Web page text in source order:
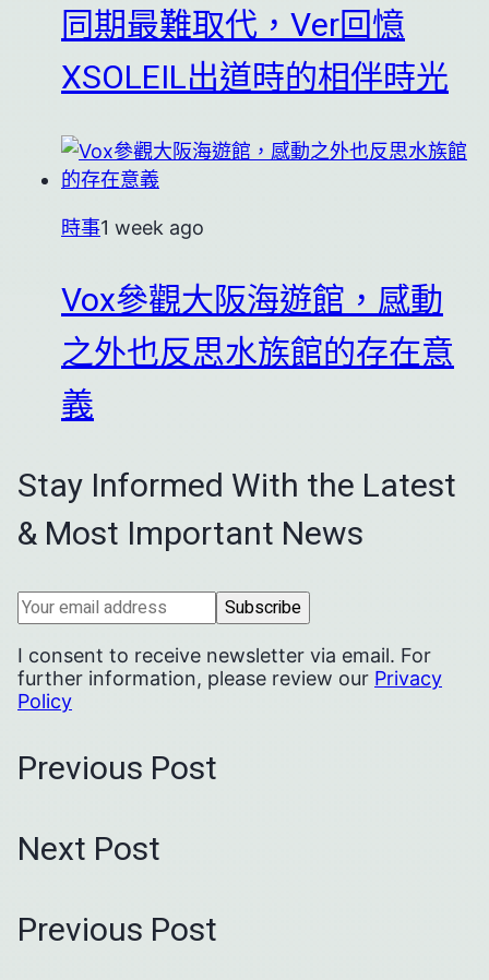
同期最難取代，Ver回憶
XSOLEIL出道時的相伴時光
時事1 week ago
Vox參觀大阪海遊館，感動
之外也反思水族館的存在意
義
Stay Informed With the Latest
& Most Important News
I consent to receive newsletter via email. For
further information, please review our Privacy
Policy
Previous Post
Next Post
Previous Post